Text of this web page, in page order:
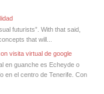
futurists”. With that said,
that will...
visita virtual de google
en guanche es Echeyde o
en el centro de Tenerife. Con